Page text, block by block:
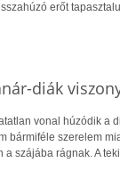
erőt
diák
vonal húzódik a
bármiféle szerelem
szájába rágnak. A